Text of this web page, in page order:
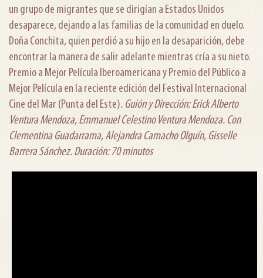
un grupo de migrantes que se dirigían a Estados Unidos
desaparece, dejando a las familias de la comunidad en duelo.
Doña Conchita, quien perdió a su hijo en la desaparición, debe
encontrar la manera de salir adelante mientras cría a su nieto.
Premio a Mejor Película Iberoamericana y Premio del Público a
Mejor Película en la reciente edición del Festival Internacional
Cine del Mar (Punta del Este). Guión y Dirección: Erick Alberto
Ventura Mendoza, Emmanuel Celestino Ventura Mendoza. Con
Clementina Guadarrama, Alejandra Camacho Olguín, Gisselle
Barrera Sánchez. Duración: 70 minutos